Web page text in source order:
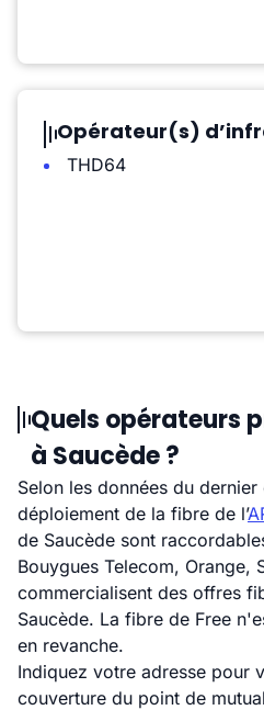
Opérateur(s)
THD64
Quels opérateurs
à Saucède ?
Selon les données du
déploiement de la fibre de l’
de Saucède sont
Bouygues Telecom, Orange,
commercialisent des offres
Saucède. La fibre de Free
en revanche.
Indiquez votre adresse pour
couverture du point de